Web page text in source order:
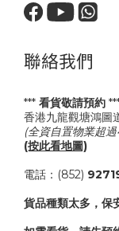
聯絡我們
*** 看貨敬請預約
香港九龍觀塘鴻圖
(全資自置物業超
(按此看地圖)
電話：(852)
貨品種類太多，保